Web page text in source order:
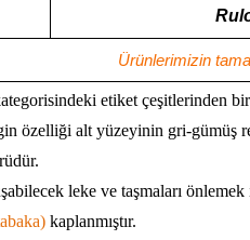
Ürünlerimizin
etiket çeşitlerinden
özelliği alt yüzeyinin gri-gümüş
leke ve taşmaları önlemek
kaplanmıştır.